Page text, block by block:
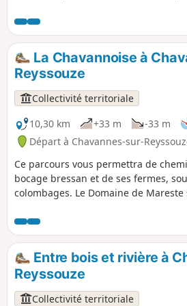
La Chavannoise à
Reyssouze
Collectivité territoriale
10,30 km
+33 m -33 m
Départ à Chavannes-sur-
Ce parcours vous permettra de
bocage bressan et de ses fermes,
colombages. Le Domaine de
empruntant ce parcours vous pouvez
bressan, notamment le domaine de
dont la partie la plus ancienne
siècle. Ancien pavillon de chasse et
Château de Mareste construit par les
hospitalier de Saint-Jean de
Entre bois et rivière à
Reyssouze
Collectivité territoriale